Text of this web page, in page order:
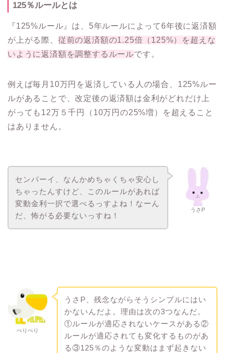
125％ルールとは
『125%ルール』は、5年ルールによって6年後に返済額
が上がる際、 従前の返済額の1.25倍（125%）を超えな
いように返済額を調整するルールです。
例えば毎月10万円を返済している人の場合、125%ルー
ルがあることで、改定後の返済額は金利がどれだけ上
がっても12万５千円（10万円の25%増）を超えること
はありません。
うさP
センパーイ、なんかめちゃくちゃ安心し
ちゃったんすけど、このルールがあれば
変動金利一択で選べるっすよね！なーん
だ、怖がる必要ないっすね！
ぺりぺり
うさP、残念ながらそうシンプルにはい
かないんだよ。理由は次の3つなんだ。
①ルールが適応されないケースがある②
ルールが適応されても変化するものがあ
る③125％のような変動はまず起きない